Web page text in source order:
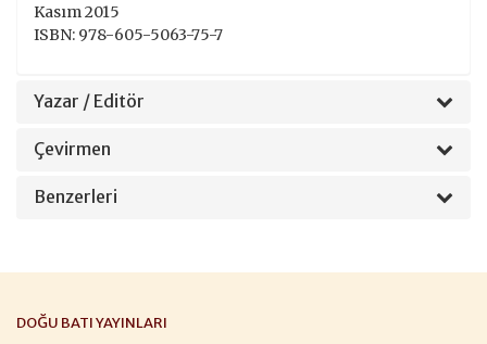
Kasım 2015
ISBN: 978-605-5063-75-7
Yazar / Editör
Çevirmen
Benzerleri
DOĞU BATI YAYINLARI